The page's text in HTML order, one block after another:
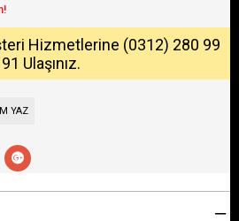
Hizmetlerine (0312) 280 99
91 Ulaşınız.
YAZ